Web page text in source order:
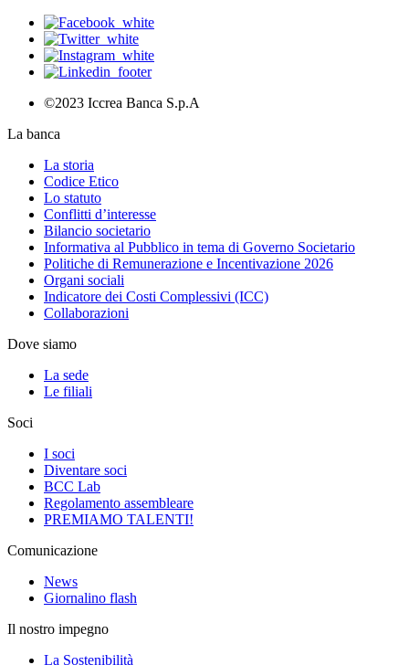
©2023 Iccrea Banca S.p.A
La banca
La storia
Codice Etico
Lo statuto
Conflitti d’interesse
Bilancio societario
Informativa al Pubblico in tema di Governo Societario
Politiche di Remunerazione e Incentivazione 2026
Organi sociali
Indicatore dei Costi Complessivi (ICC)
Collaborazioni
Dove siamo
La sede
Le filiali
Soci
I soci
Diventare soci
BCC Lab
Regolamento assembleare
PREMIAMO TALENTI!
Comunicazione
News
Giornalino flash
Il nostro impegno
La Sostenibilità